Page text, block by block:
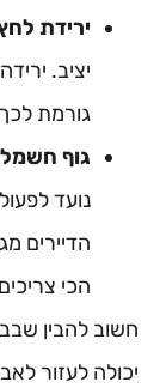
ירידת
יציב.
גורמת
גוף
נועד
הדיירים
הכי
חשוב להבין
יכולה לעזור